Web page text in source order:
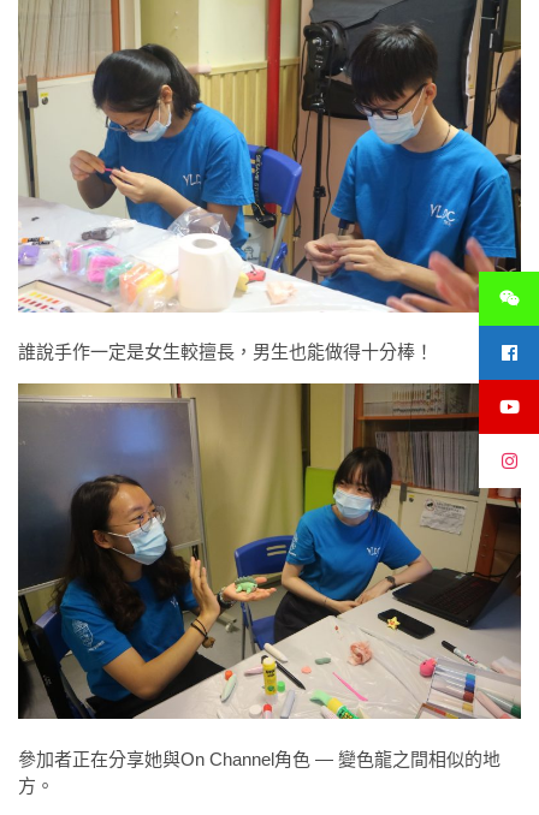
誰說手作一定是女生較擅長，男生也能做得十分棒！
參加者正在分享她與On Channel角色 — 變色龍之間相似的地
方。